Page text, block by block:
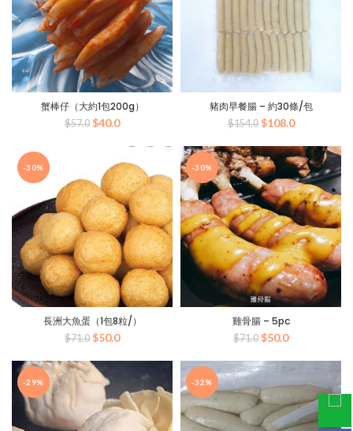
蟹棒仔（大約1包200g）
$57.0 原
格：
$57.0。
$40.0目
價
格：
$40.0。
豬肉早餐腸 – 約30條/包
$154.0 原
價
格：
$154.0。
$108.0目
價
格：
$108.0。
-30%
長洲大魚蛋（1包8粒/）
$71.0 原
價
格：
$71.0。
$50.0目
價
$50.0。
-30%
雞骨腸 – 5pc
$71.0 原
價
$71.0。
$50.0目
價
$50.0。
-29% -32%